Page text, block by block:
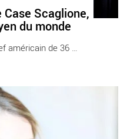
Case Scaglione,
du monde
Muñoz et la violoniste
/ Opéra Paris Cité